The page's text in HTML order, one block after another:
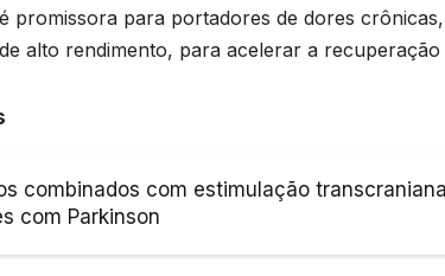
promissora para portadores de dores
alto rendimento, para acelerar a
combinados com estimulação
com Parkinson